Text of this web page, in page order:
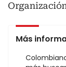
Más